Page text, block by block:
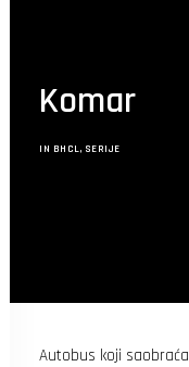
Komar
IN BHCL, SERIJE
Autobus koji